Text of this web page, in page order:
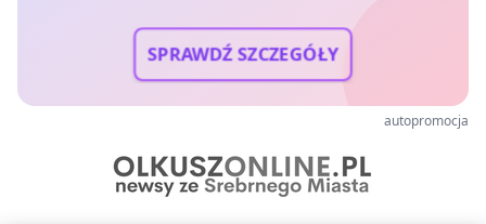
SPRAWDŹ SZCZEGÓŁY
autopromocja